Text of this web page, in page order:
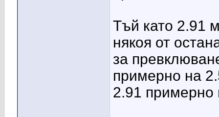
Тъй като 2.91
някоя от
за
примерно на
2.91 примерно